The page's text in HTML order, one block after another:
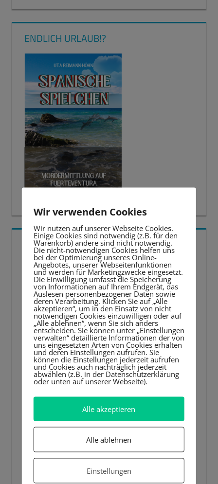
ENDLICH URLAUB!?
5 BESTE LERNTIPPS
Video-
Player
Wir verwenden Cookies
Wir nutzen auf unserer Webseite Cookies.
Einige Cookies sind notwendig (z.B. für den
Warenkorb) andere sind nicht notwendig.
Die nicht-notwendigen Cookies helfen uns
bei der Optimierung unseres Online-
Angebotes, unserer Webseitenfunktionen
und werden für Marketingzwecke eingesetzt.
Die Einwilligung umfasst die Speicherung
von Informationen auf Ihrem Endgerät, das
Auslesen personenbezogener Daten sowie
deren Verarbeitung. Klicken Sie auf „Alle
akzeptieren“, um in den Einsatz von nicht
notwendigen Cookies einzuwilligen oder auf
„Alle ablehnen“, wenn Sie sich anders
entscheiden. Sie können unter „Einstellungen
verwalten“ detaillierte Informationen der von
uns eingesetzten Arten von Cookies erhalten
und deren Einstellungen aufrufen. Sie
können die Einstellungen jederzeit aufrufen
und Cookies auch nachträglich jederzeit
abwählen (z.B. in der Datenschutzerklärung
oder unten auf unserer Webseite).
Alle akzeptieren
Alle ablehnen
Einstellungen